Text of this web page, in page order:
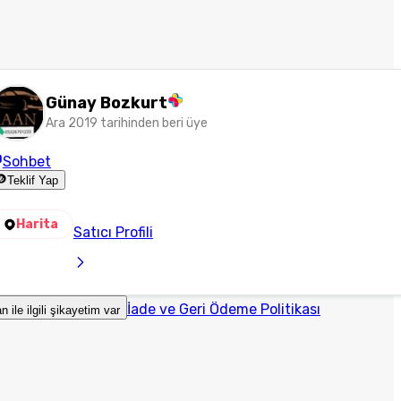
Günay Bozkurt
Ara 2019 tarihinden beri üye
Sohbet
Teklif Yap
Harita Satıcı Profili
ile ilgili şikayetim var İade ve Geri Ödeme Politikası